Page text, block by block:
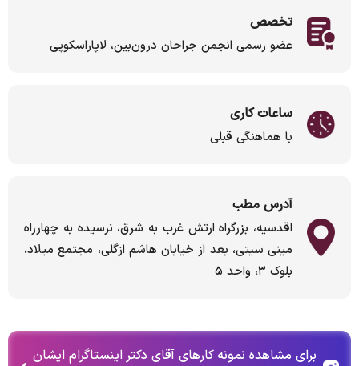
تخصص
عضو رسمی انجمن جراحان درون‌بین، لاپاراسکوپی
ساعات کاری
با هماهنگی قبلی
آدرس مطب
اقدسیه، بزرگراه ارتش غرب به شرق، نرسیده به چهارراه
مینی سیتی، بعد از خیابان هاشم ازگلی، مجتمع میلاد،
بلوک ۳، واحد ۵
برای مشاهده نمونه کارهای آقای دکتر اینستاگرام ایشان